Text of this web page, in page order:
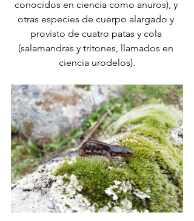
conocidos en ciencia como anuros), y
otras especies de cuerpo alargado y
provisto de cuatro patas y cola
(salamandras y tritones, llamados en
ciencia urodelos).